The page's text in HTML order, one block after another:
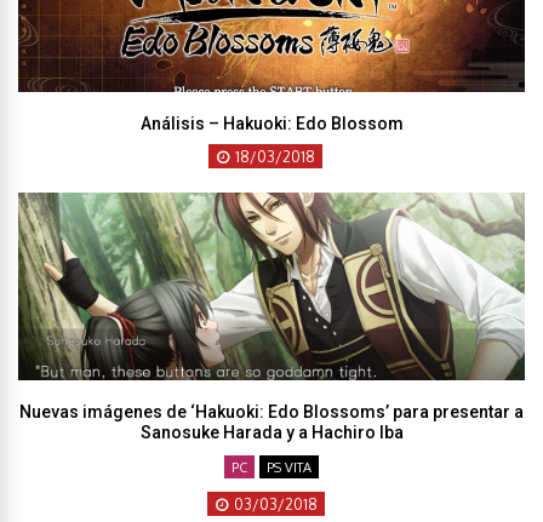
Análisis – Hakuoki: Edo Blossom
18/03/2018
Nuevas imágenes de ‘Hakuoki: Edo Blossoms’ para presentar a
Sanosuke Harada y a Hachiro Iba
PC PS VITA
03/03/2018